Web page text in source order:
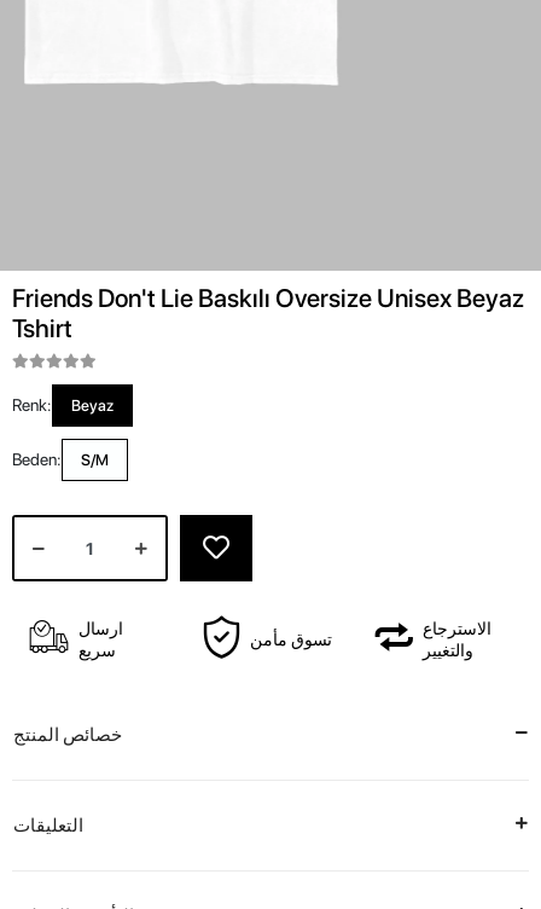
Friends Don't Lie Baskılı Oversize Unisex Beyaz
Tshirt
Renk: Beyaz
Beden: S/M
ارسال
سريع
تسوق مأمن
الاسترجاع
والتغيير
خصائص المنتج
التعليقات